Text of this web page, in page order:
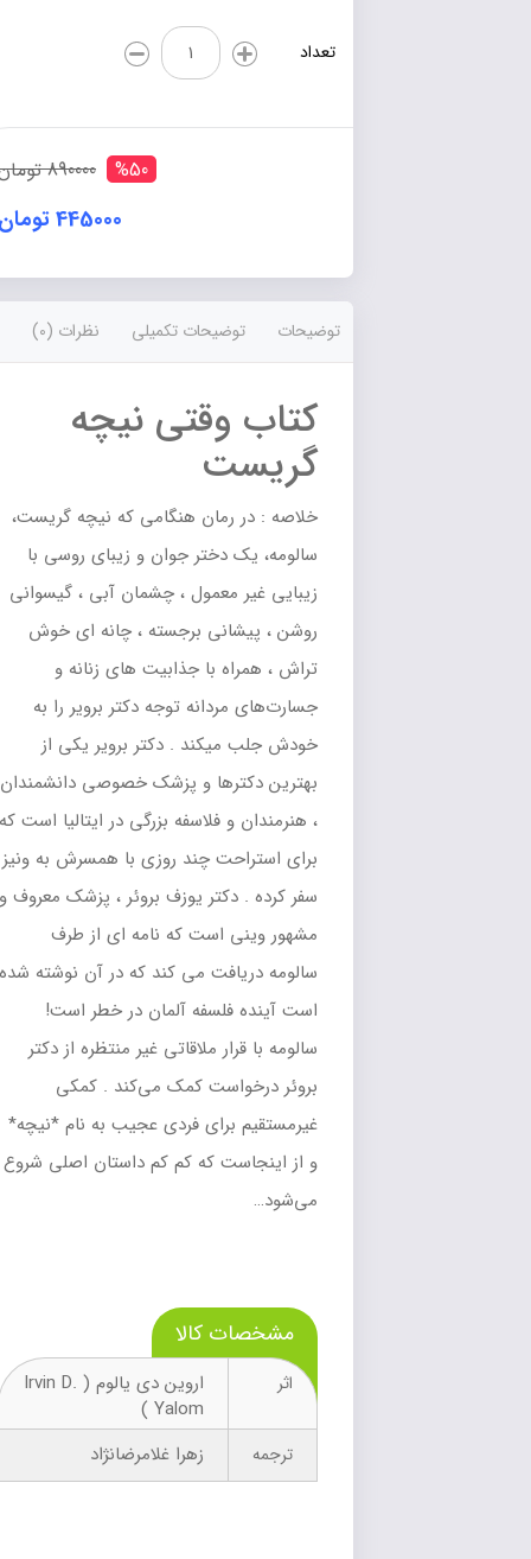
کتاب
وقتی
عدد
890000 تومان
445000 تومان
توضیحات توضیحات تکمیلی نظرات (0)
کتاب وقتی نیچه
گریست
خلاصه : در رمان هنگامی که نیچه گریست،
سالومه، یک دختر جوان و زیبای روسی با
زیبایی غیر معمول ، چشمان آبی ، گیسوانی
روشن ، پیشانی برجسته ، چانه‌ ای خوش
تراش ، همراه با جذابیت های زنانه و
جسارت‌های مردانه توجه دکتر برویر را به
خودش جلب میکند . دکتر برویر یکی از
بهترین دکترها و پزشک خصوصی دانشمندان
، هنرمندان و فلاسفه بزرگی در ایتالیا است که
برای استراحت چند روزی با همسرش به ونیز
سفر کرده . دکتر یوزف بروئر ، پزشک معروف و
مشهور وینی است که نامه ای از طرف
سالومه دریافت می کند که در آن نوشته شده
است آینده فلسفه آلمان در خطر است!
سالومه با قرار ملاقاتی غیر منتظره از دکتر
بروئر درخواست کمک می‌کند . کمکی
غیرمستقیم برای فردی عجیب به نام *نیچه*
و از اینجاست که کم کم داستان اصلی شروع
می‌شود…‌
مشخصات کالا
اروین دی یالوم ( Irvin D.
زهرا غلامرضانژاد